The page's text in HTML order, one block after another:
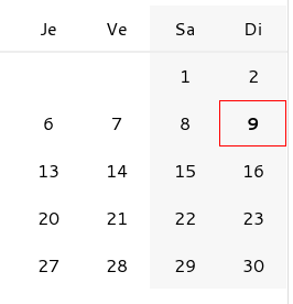
Je Ve Sa
Di
1
2
6 7 8
9
13 14 15
16
20 21 22
23
27 28 29
30